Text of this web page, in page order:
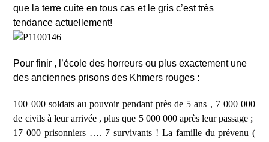
que la terre cuite en tous cas et le gris c’est très
tendance actuellement!
Pour finir , l ’école des horreurs ou plus exactement une
des anciennes prisons des Khmers rouges :
100 000 soldats au pouvoir pendant près de 5 ans , 7 000 000
de civils à leur arrivée , plus que 5 000 000 après leur passage ;
17 000 prisonniers …. 7 survivants ! La famille du prévenu (